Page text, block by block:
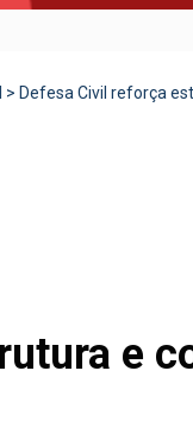
> Defesa Civil reforça
e